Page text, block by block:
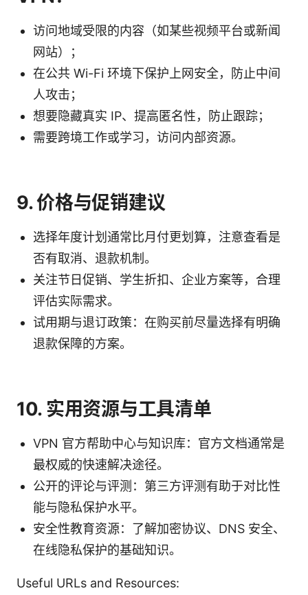
访问地域受限的内容（如某些视频平台或新闻
网站）；
在公共 Wi-Fi 环境下保护上网安全，防止中间
人攻击；
想要隐藏真实 IP、提高匿名性，防止跟踪；
需要跨境工作或学习，访问内部资源。
9. 价格与促销建议
选择年度计划通常比月付更划算，注意查看是
否有取消、退款机制。
关注节日促销、学生折扣、企业方案等，合理
评估实际需求。
试用期与退订政策：在购买前尽量选择有明确
退款保障的方案。
10. 实用资源与工具清单
VPN 官方帮助中心与知识库：官方文档通常是
最权威的快速解决途径。
公开的评论与评测：第三方评测有助于对比性
能与隐私保护水平。
安全性教育资源：了解加密协议、DNS 安全、
在线隐私保护的基础知识。
Useful URLs and Resources: